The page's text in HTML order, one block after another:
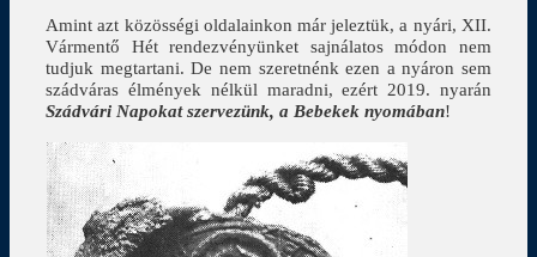
Amint azt közösségi oldalainkon már jeleztük, a nyári, XII.
Vármentő Hét rendezvényünket sajnálatos módon nem
tudjuk megtartani. De nem szeretnénk ezen a nyáron sem
szádváras élmények nélkül maradni, ezért 2019. nyarán
Szádvári Napokat szervezünk, a Bebekek nyomában!